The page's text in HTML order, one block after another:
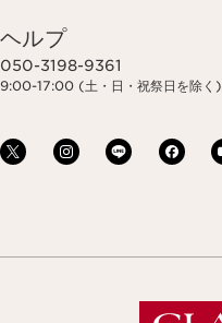
ヘルプ
050-3198-9361
9:00-17:00 (土・日・祝祭日を除く)